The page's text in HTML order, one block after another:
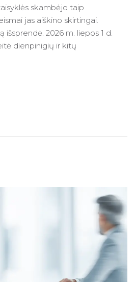
skambėjo taip
jas aiškino skirtingai.
išsprendė. 2026 m. liepos 1 d.
dienpinigių ir kitų